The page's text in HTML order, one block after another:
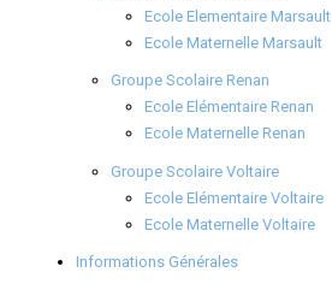
Ecole Elementaire Marsault
Ecole Maternelle Marsault
Groupe Scolaire Renan
Ecole Elémentaire Renan
Ecole Maternelle Renan
Groupe Scolaire Voltaire
Ecole Elémentaire Voltaire
Ecole Maternelle Voltaire
Informations Générales